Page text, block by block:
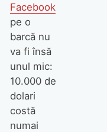
Facebook
pe o
barcă nu
va fi însă
unul mic:
10.000 de
dolari
costă
numai